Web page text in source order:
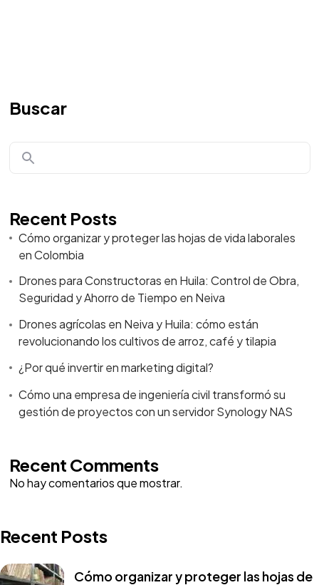
Buscar
Recent Posts
Cómo organizar y proteger las hojas de vida laborales
en Colombia
Drones para Constructoras en Huila: Control de Obra,
Seguridad y Ahorro de Tiempo en Neiva
Drones agrícolas en Neiva y Huila: cómo están
revolucionando los cultivos de arroz, café y tilapia
¿Por qué invertir en marketing digital?
Cómo una empresa de ingeniería civil transformó su
gestión de proyectos con un servidor Synology NAS
Recent Comments
No hay comentarios que mostrar.
Recent Posts
Cómo organizar y proteger las hojas de